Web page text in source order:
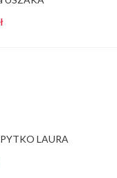
LAURA